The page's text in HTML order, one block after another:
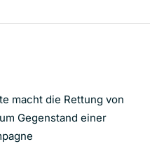
macht die Rettung von
Gegenstand einer